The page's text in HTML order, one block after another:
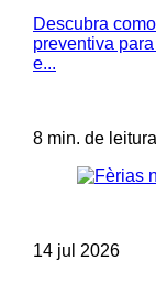
Descubra
preventiva
e...
8 min. de leitura
14 jul 2026